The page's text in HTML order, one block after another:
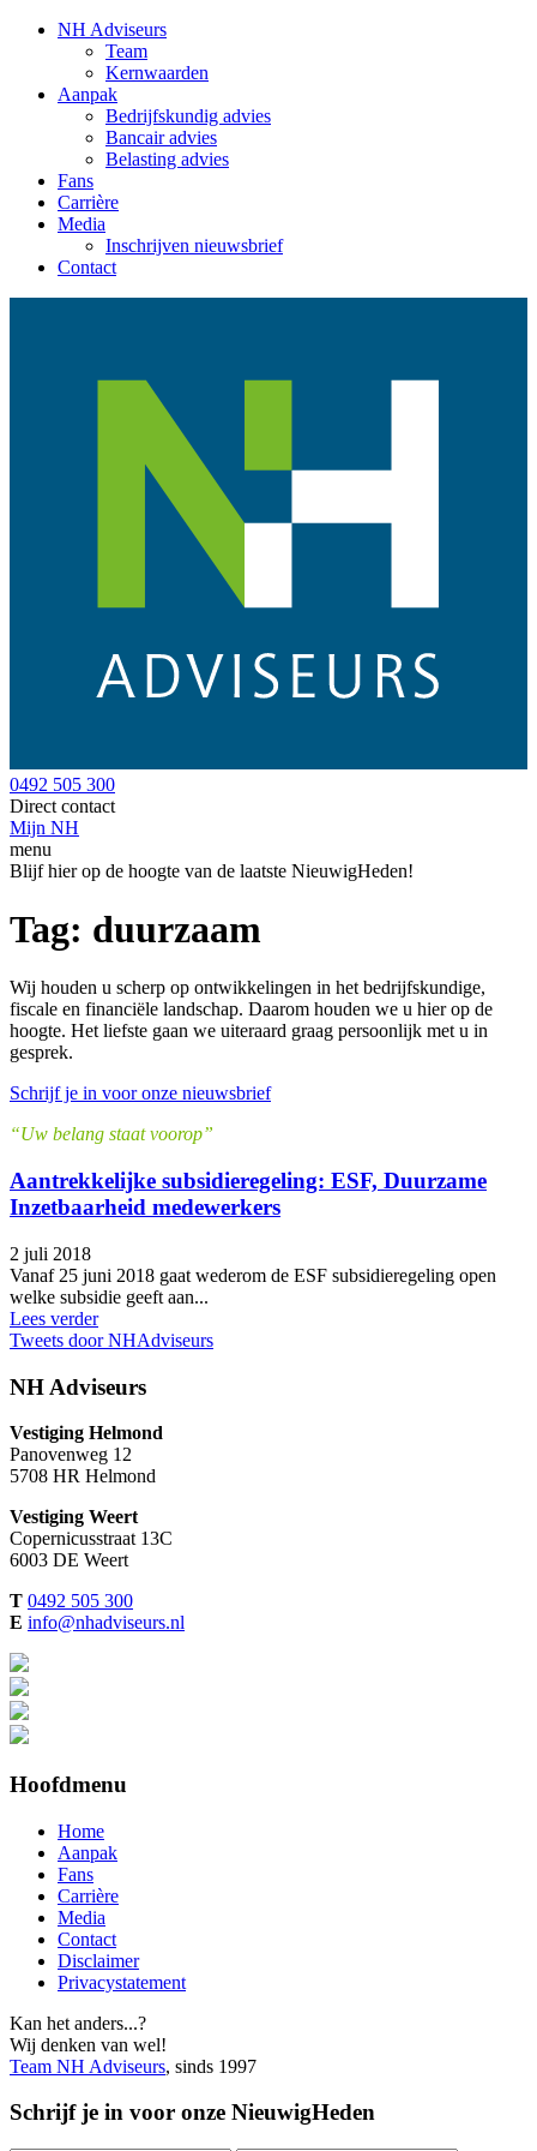
NH Adviseurs
Team
Kernwaarden
Aanpak
Bedrijfskundig advies
Bancair advies
Belasting advies
Fans
Carrière
Media
Inschrijven nieuwsbrief
Contact
0492 505 300
Direct contact
Mijn NH
menu
Blijf hier op de hoogte van de laatste NieuwigHeden!
Tag: duurzaam
Wij houden u scherp op ontwikkelingen in het bedrijfskundige,
fiscale en financiële landschap. Daarom houden we u hier op de
hoogte. Het liefste gaan we uiteraard graag persoonlijk met u in
gesprek.
Schrijf je in voor onze nieuwsbrief
“Uw belang staat voorop”
Aantrekkelijke subsidieregeling: ESF, Duurzame
Inzetbaarheid medewerkers
2 juli 2018
Vanaf 25 juni 2018 gaat wederom de ESF subsidieregeling open
welke subsidie geeft aan...
Lees verder
Tweets door NHAdviseurs
NH Adviseurs
Vestiging Helmond
Panovenweg 12
5708 HR Helmond
Vestiging Weert
Copernicusstraat 13C
6003 DE Weert
T 0492 505 300
E info@nhadviseurs.nl
Hoofdmenu
Home
Aanpak
Fans
Carrière
Media
Contact
Disclaimer
Privacystatement
Kan het anders...?
Wij denken van wel!
Team NH Adviseurs, sinds 1997
Schrijf je in voor onze NieuwigHeden